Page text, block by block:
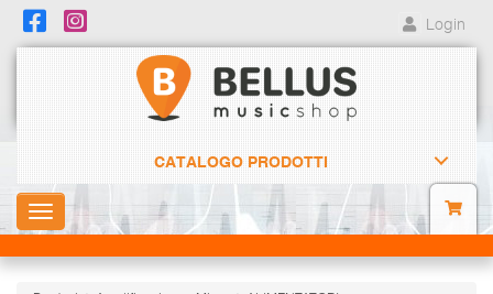
Login
CATALOGO PRODOTTI
Toggle
navigation